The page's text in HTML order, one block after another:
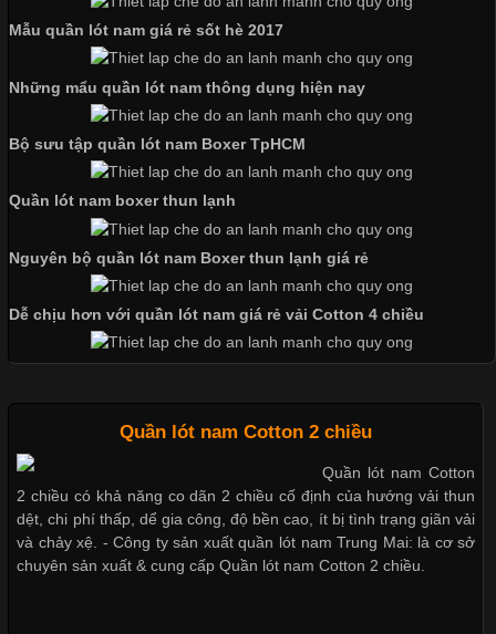
Ngành May Mặc Trong ngành thời trang hiện đại, các loại vải có
khả năng co giãn tốt ngày càng được ưa chuộng nhằm mang lại
cảm giác thoải mái cho người mặc. Trong đó, vải Lycra là một
trong những chất liệu nổi bật nhờ độ đàn hồi cao,
Chất Liệu Bamboo Xu Hướng Mới Trong Ngành Thời Trang
Cập nhật 2026-05-21 14:59:25
Trong những năm gần đây, vải Bamboo đang trở thành một
trong những chất liệu được yêu thích trong ngành thời trang
nhờ đặc tính mềm mại, thoáng khí và thân thiện với môi trường.
Không chỉ được ứng dụng trong quần áo thường ngày, loại vải
Những Loại Vải Thun Thông Dụng Và Đặc Điểm Nổi Bật
Cập nhật 2026-05-20 14:58:56
Mẫu quần lót nam giá rẻ sốt hè 2017
Những mẩu quần lót nam thông dụng hiện nay
Bộ sưu tập quần lót nam Boxer TpHCM
Quần lót nam boxer thun lạnh
Nguyên bộ quần lót nam Boxer thun lạnh giá rẻ
Dễ chịu hơn với quần lót nam giá rẻ vải Cotton 4 chiều
Quần lót nam Cotton 2 chiều
Quần lót nam Cotton
2 chiều có khả năng co dãn 2 chiều cố định của hướng vải thun
dệt, chi phí thấp, dể gia công, độ bền cao, ít bị tình trạng giãn vải
và chảy xệ. - Công ty sản xuất quần lót nam Trung Mai: là cơ sở
chuyên sản xuất & cung cấp Quần lót nam Cotton 2 chiều.